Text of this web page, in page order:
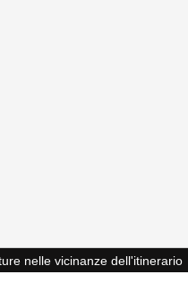
nelle vicinanze dell'itinerario